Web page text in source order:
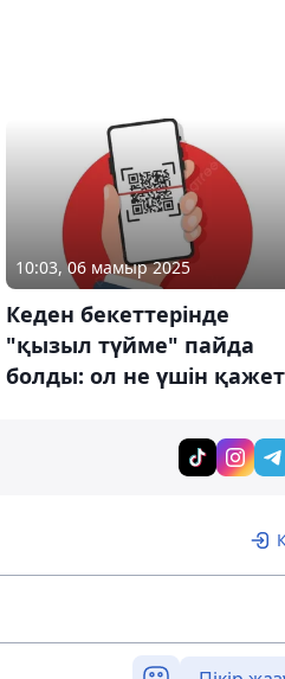
10:03, 06 мамыр 2025
Кеден бекеттерінде
"қызыл түйме" пайда
болды: ол не үшін қажет